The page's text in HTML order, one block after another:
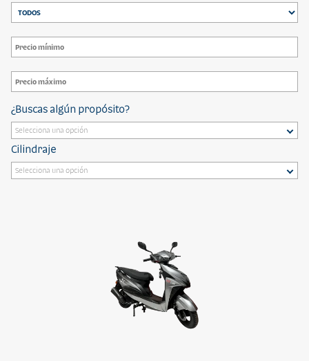
¿Buscas algún propósito?
Cilindraje